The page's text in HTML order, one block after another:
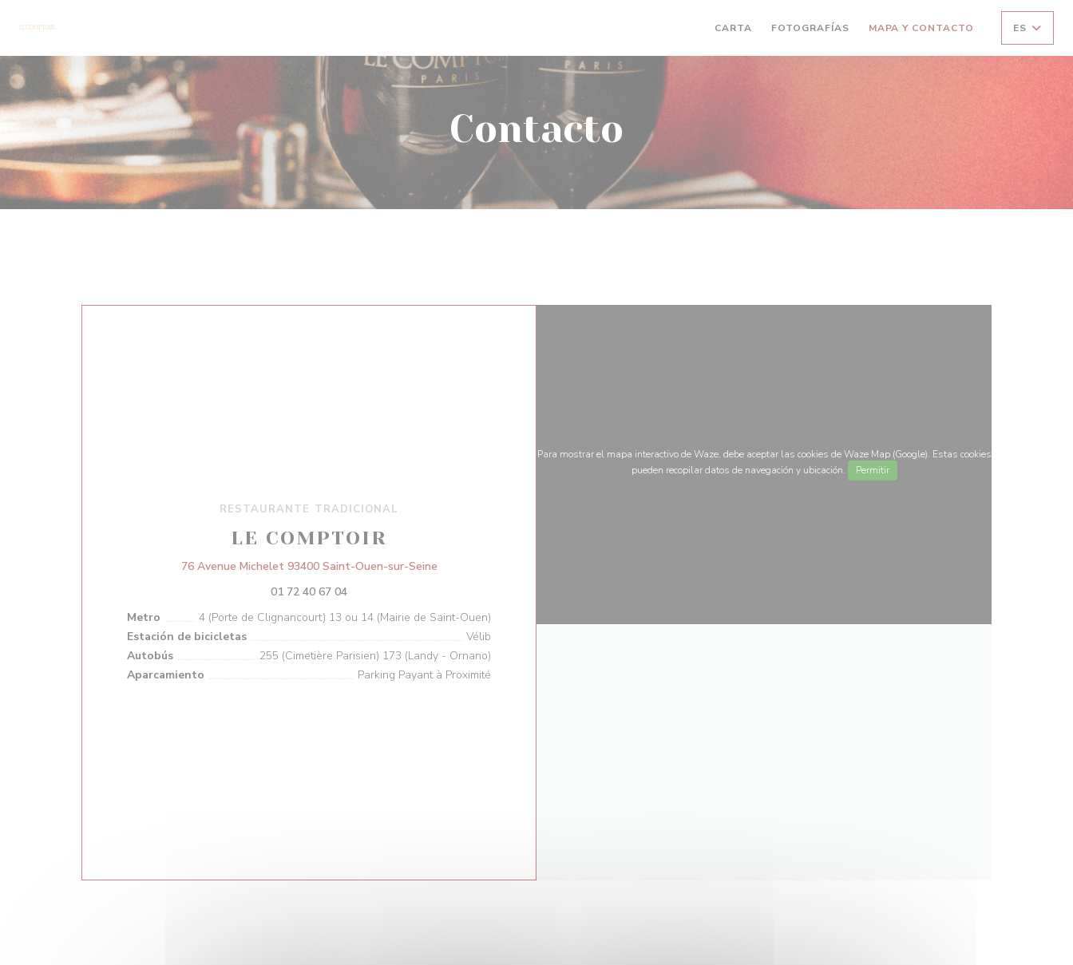
CARTA FOTOGRAFÍAS MAPA Y CONTACTO ES
Contacto
RESTAURANTE TRADICIONAL
LE COMPTOIR
76 Avenue Michelet 93400 Saint-Ouen-sur-Seine((abre en una nueva ventana))
01 72 40 67 04
Metro
4 (Porte de Clignancourt) 13 ou 14 (Mairie de Saint-Ouen)
Estación de bicicletas
Vélib
Autobús
255 (Cimetière Parisien) 173 (Landy - Ornano)
Aparcamiento
Parking Payant à Proximité
Para mostrar el mapa interactivo de Waze, debe aceptar las cookies de Waze Map (Google). Estas cookies
pueden recopilar datos de navegación y ubicación.
Permitir